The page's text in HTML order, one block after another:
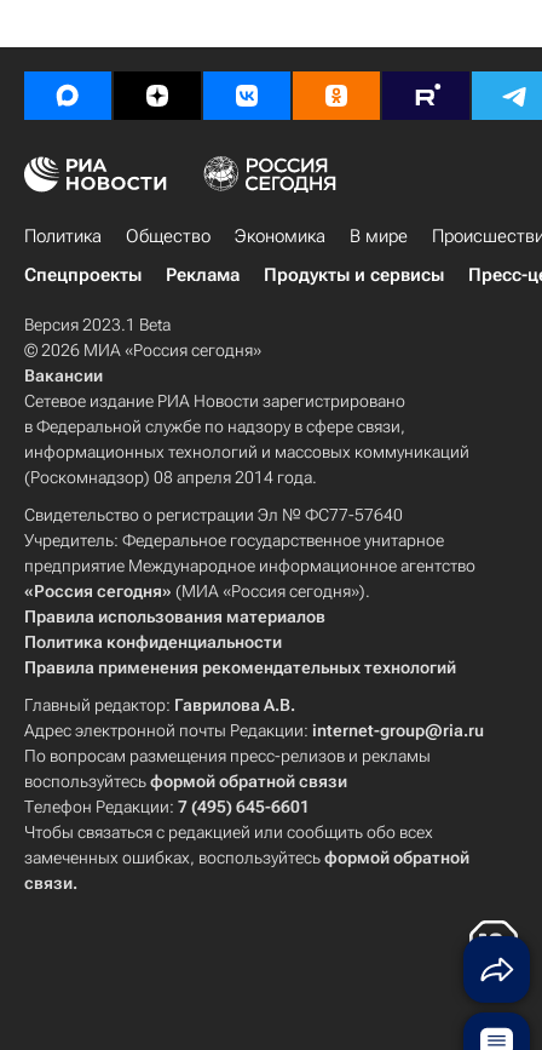
Политика Общество Экономика В мире
Спецпроекты
Реклама Продукты и сервисы Пресс-
Версия 2023.1 Beta
© 2026 МИА «Россия сегодня»
Вакансии
Сетевое издание РИА Новости зарегистрировано
в Федеральной службе по надзору в сфере связи,
информационных технологий и массовых коммуникаций
(Роскомнадзор) 08 апреля 2014 года.
Свидетельство о регистрации Эл № ФС77-57640
Учредитель: Федеральное государственное унитарное
предприятие Международное информационное агентство
«Россия сегодня» (МИА «Россия сегодня»).
Правила использования материалов
Политика конфиденциальности
Правила применения рекомендательных технологий
Главный редактор: Гаврилова А.В.
Адрес электронной почты Редакции: internet-group@ria.ru
По вопросам размещения пресс-релизов и рекламы
воспользуйтесьформой обратной связи
Телефон Редакции: 7 (495) 645-6601
Чтобы связаться с редакцией или сообщить обо всех
замеченных ошибках, воспользуйтесьформой обратной
связи.